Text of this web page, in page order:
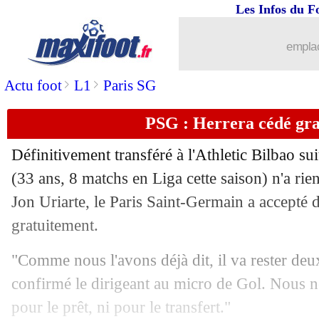
Actu foot> L1 > Paris SG
Les Infos du
PSG : Herrera cédé
Définitivement transféré à l'Athletic Bilbao
(33 ans, 8 matchs en Liga cette saison) n'a
Jon Uriarte, le Paris Saint-Germain a accepté
gratuitement.
"Comme nous l'avons déjà dit, il va rester
confirmé le dirigeant au micro de Gol. Nous
pour le prêt, ni pour le transfert."
: I. Tudor - "pas facile pour
04/02 L1: Paris SG-Toulouse, les compos
04/02 Ang.: Everton fait tomber Arsenal !
04/02 Inter: Skriniar a bien perdu le
04/02 Sondage MF
04/02 Barça: Xavi très ferme pour Fati
Nice : Bouanani justifie son départ